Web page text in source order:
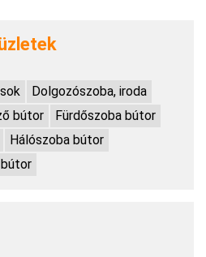
Dolgozószoba, iroda
bútor
Fürdőszoba bútor
Hálószoba bútor